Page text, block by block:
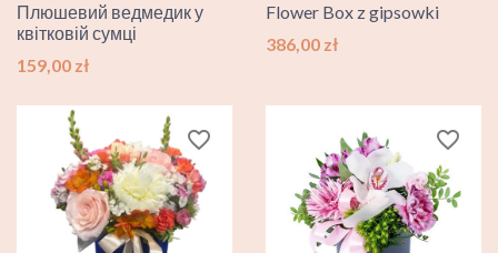
Плюшевий ведмедик у
квітковій сумці
Ціна
159,00 zł
Flower Box z gipsowki
Ціна
386,00 zł
favorite_border favorite_border